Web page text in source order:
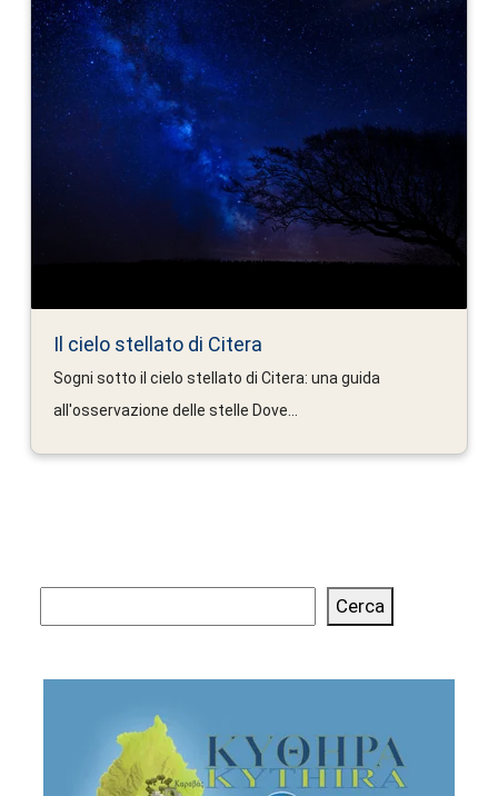
Il cielo stellato di Citera
Sogni sotto il cielo stellato di Citera: una guida
all'osservazione delle stelle Dove...
Cerca